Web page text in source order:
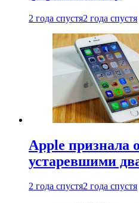
2 года спустя2 года спустя
Apple признала
устаревшими
2 года спустя2 года спустя